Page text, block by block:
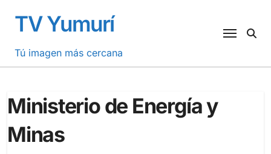
contenido
TV Yumurí
Tú imagen más cercana
Ministerio de Energía y
Minas